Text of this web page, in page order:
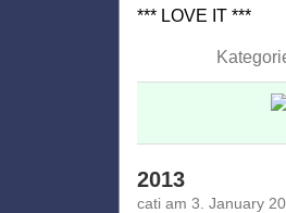
*** LOVE IT ***
2013
cati am 3. January